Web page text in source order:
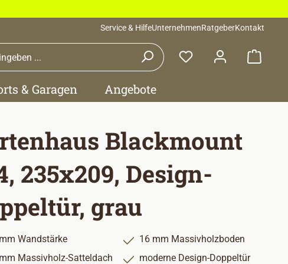
Service & HilfeUnternehmenRatgeberKontakt
& Garagen Angebote
Blackmount
235x209, Design-
grau
Wandstärke
16 mm Massivholzboden
Massivholz-Satteldach
moderne Design-Doppeltür